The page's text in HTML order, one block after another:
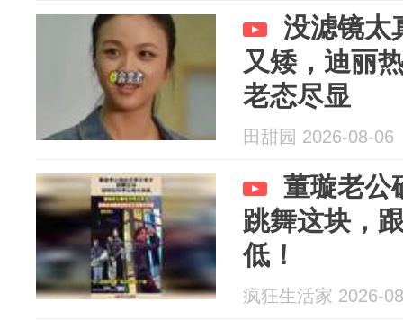
没滤镜太
又矮，迪丽
老态尽显
田甜园 2026-08-06
董璇老公
跳舞这块，
低！
疯狂生活家 2026-